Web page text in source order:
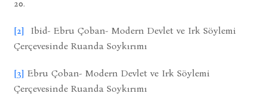
20.
[2] Ibid- Ebru Çoban- Modern Devlet ve Irk Söylemi
Çerçevesinde Ruanda Soykırımı
[3] Ebru Çoban- Modern Devlet ve Irk Söylemi
Çerçevesinde Ruanda Soykırımı